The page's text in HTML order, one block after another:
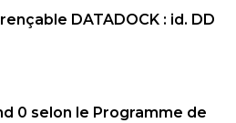
DATADOCK : id. DD
0 selon le Programme de